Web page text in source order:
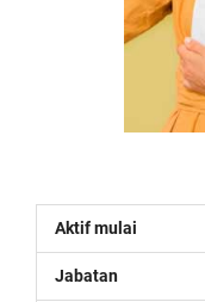
Aktif mulai
Jabatan